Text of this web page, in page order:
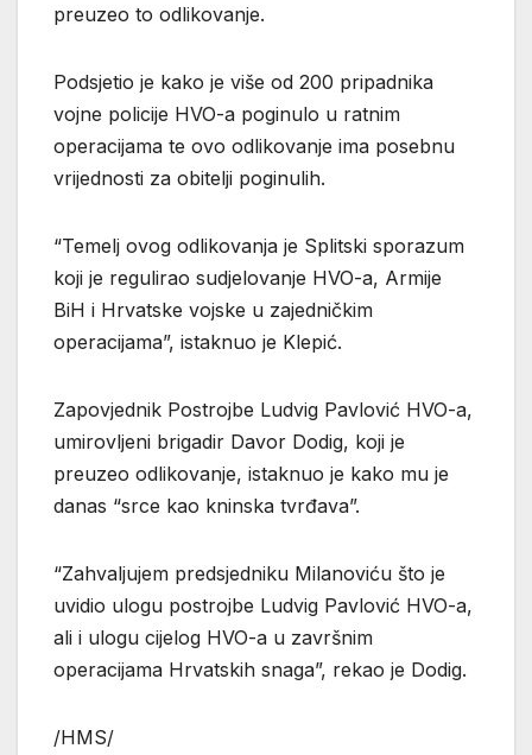
preuzeo to odlikovanje.
Podsjetio je kako je više od 200 pripadnika
vojne policije HVO-a poginulo u ratnim
operacijama te ovo odlikovanje ima posebnu
vrijednosti za obitelji poginulih.
“Temelj ovog odlikovanja je Splitski sporazum
koji je regulirao sudjelovanje HVO-a, Armije
BiH i Hrvatske vojske u zajedničkim
operacijama”, istaknuo je Klepić.
Zapovjednik Postrojbe Ludvig Pavlović HVO-a,
umirovljeni brigadir Davor Dodig, koji je
preuzeo odlikovanje, istaknuo je kako mu je
danas “srce kao kninska tvrđava”.
“Zahvaljujem predsjedniku Milanoviću što je
uvidio ulogu postrojbe Ludvig Pavlović HVO-a,
ali i ulogu cijelog HVO-a u završnim
operacijama Hrvatskih snaga”, rekao je Dodig.
/HMS/